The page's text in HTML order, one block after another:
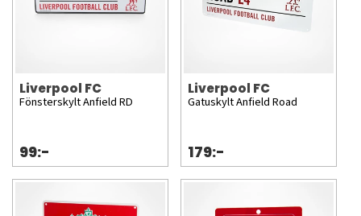
Liverpool FC
Fönsterskylt Anfield RD
99:-
Liverpool FC
Gatuskylt Anfield Road
179:-